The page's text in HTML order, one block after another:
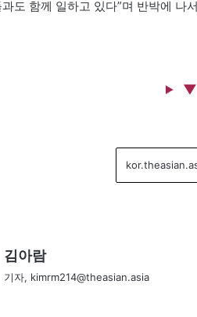
도 함께 일하고 있다”며 반박에 나
▼
김아람
기자, kimrm214@theasian.asia